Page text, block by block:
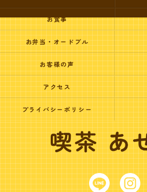
お食事
お弁当・オードブル
お客様の声
アクセス
プライバシーポリシー